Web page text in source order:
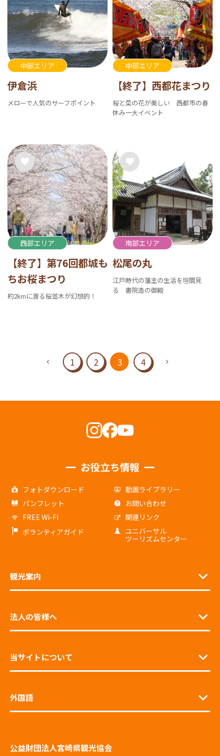
中部エリア
伊倉浜
メローで人気のサーフポイント
中部エリア
【終了】西都花まつり
桜と菜の花が美しい 西都市の春
休み一大イベント
西部エリア
【終了】第76回都城も
ちお桜まつり
約2kmに渡る桜並木が幻想的！
南部エリア
松尾の丸
江戸時代の藩主の生活を垣間見
る 書院造の御殿
1 2 3 4
お役立ち情報
フォトダウンロード
動画ライブラリー
パンフレット
お問い合わせ
FREE Wi-Fi
関連リンク
ボランティアガイド
ユニバーサル
ツーリズムセンター
観光案内
法人の皆様へ
当サイトについて
外国語
公益財団法人宮崎県観光協会